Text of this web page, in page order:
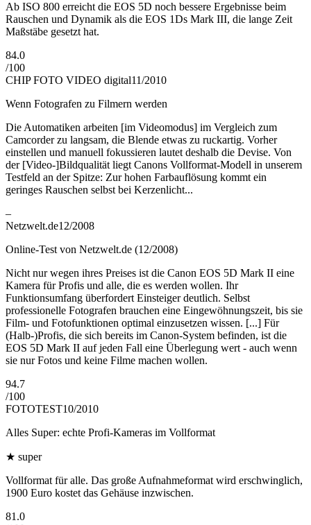
Ab ISO 800 erreicht die EOS 5D noch bessere Ergebnisse beim
Rauschen und Dynamik als die EOS 1Ds Mark III, die lange Zeit
Maßstäbe gesetzt hat.
84.0
/100
CHIP FOTO VIDEO digital11/2010
Wenn Fotografen zu Filmern werden
Die Automatiken arbeiten [im Videomodus] im Vergleich zum
Camcorder zu langsam, die Blende etwas zu ruckartig. Vorher
einstellen und manuell fokussieren lautet deshalb die Devise. Von
der [Video-]Bildqualität liegt Canons Vollformat-Modell in unserem
Testfeld an der Spitze: Zur hohen Farbauflösung kommt ein
geringes Rauschen selbst bei Kerzenlicht...
–
Netzwelt.de12/2008
Online-Test von Netzwelt.de (12/2008)
Nicht nur wegen ihres Preises ist die Canon EOS 5D Mark II eine
Kamera für Profis und alle, die es werden wollen. Ihr
Funktionsumfang überfordert Einsteiger deutlich. Selbst
professionelle Fotografen brauchen eine Eingewöhnungszeit, bis sie
Film- und Fotofunktionen optimal einzusetzen wissen. [...] Für
(Halb-)Profis, die sich bereits im Canon-System befinden, ist die
EOS 5D Mark II auf jeden Fall eine Überlegung wert - auch wenn
sie nur Fotos und keine Filme machen wollen.
94.7
/100
FOTOTEST10/2010
Alles Super: echte Profi-Kameras im Vollformat
★ super
Vollformat für alle. Das große Aufnahmeformat wird erschwinglich,
1900 Euro kostet das Gehäuse inzwischen.
81.0